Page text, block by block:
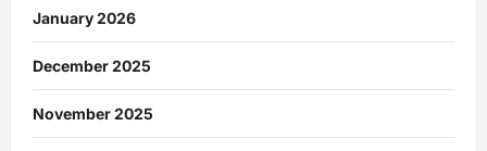
January 2026
December 2025
November 2025